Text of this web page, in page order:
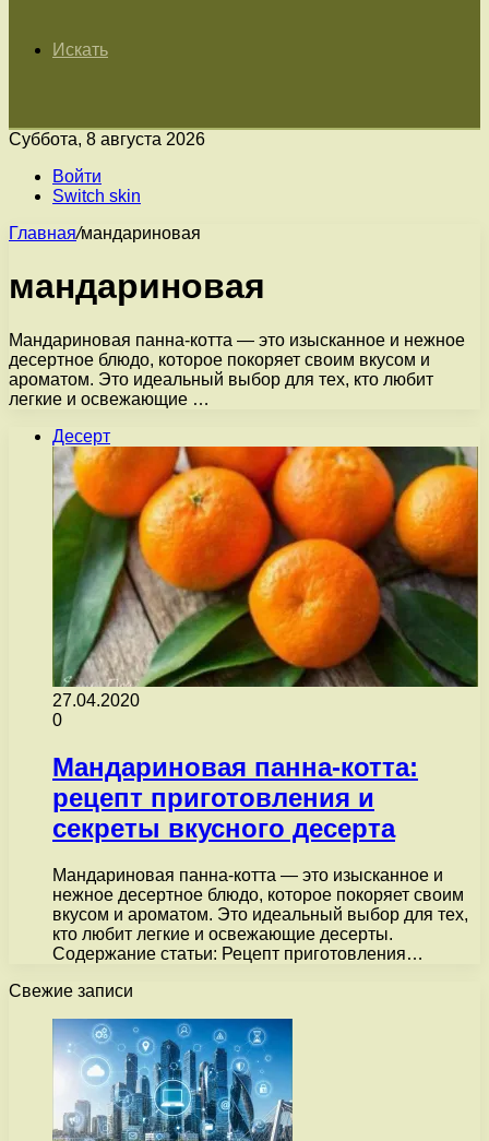
Искать
Суббота, 8 августа 2026
Войти
Switch skin
Главная/мандариновая
мандариновая
Мандариновая панна-котта — это изысканное и нежное
десертное блюдо, которое покоряет своим вкусом и
ароматом. Это идеальный выбор для тех, кто любит
легкие и освежающие …
Десерт
27.04.2020
0
Мандариновая панна-котта:
рецепт приготовления и
секреты вкусного десерта
Мандариновая панна-котта — это изысканное и
нежное десертное блюдо, которое покоряет своим
вкусом и ароматом. Это идеальный выбор для тех,
кто любит легкие и освежающие десерты.
Содержание статьи: Рецепт приготовления…
Свежие записи